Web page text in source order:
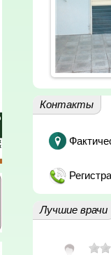
Контакты
Лучшие врачи